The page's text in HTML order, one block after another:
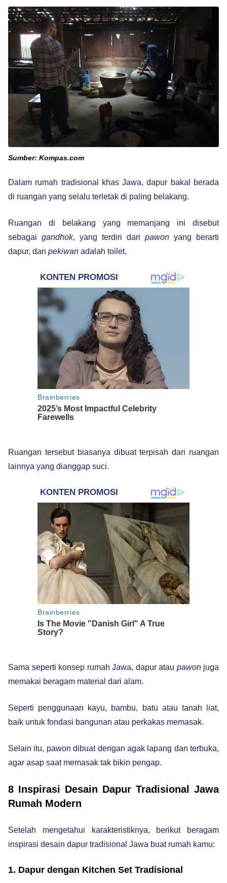
Sumber: Kompas.com
Dalam rumah tradisional khas Jawa, dapur bakal berada
di ruangan yang selalu terletak di paling belakang.
Ruangan di belakang yang memanjang ini disebut
sebagai gandhok, yang terdiri dari pawon yang berarti
dapur, dan pekiwan adalah toilet.
Ruangan tersebut biasanya dibuat terpisah dari ruangan
lainnya yang dianggap suci.
Sama seperti konsep rumah Jawa, dapur atau pawon juga
memakai beragam material dari alam.
Seperti penggunaan kayu, bambu, batu atau tanah liat,
baik untuk fondasi bangunan atau perkakas memasak.
Selain itu, pawon dibuat dengan agak lapang dan terbuka,
agar asap saat memasak tak bikin pengap.
8 Inspirasi Desain Dapur Tradisional Jawa
Rumah Modern
Setelah mengetahui karakteristiknya, berikut beragam
inspirasi desain dapur tradisional Jawa buat rumah kamu:
1. Dapur dengan Kitchen Set Tradisional